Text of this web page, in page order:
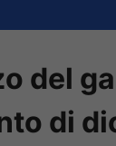
del
di